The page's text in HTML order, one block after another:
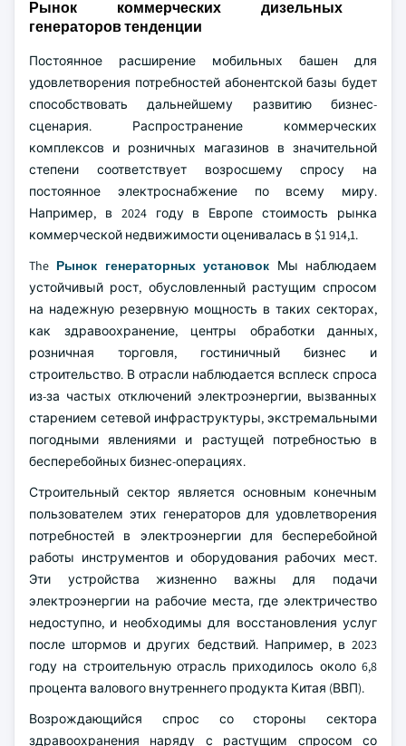
Рынок коммерческих дизельных
генераторов тенденции
Постоянное расширение мобильных башен для
удовлетворения потребностей абонентской базы будет
способствовать дальнейшему развитию бизнес-
сценария. Распространение коммерческих
комплексов и розничных магазинов в значительной
степени соответствует возросшему спросу на
постоянное электроснабжение по всему миру.
Например, в 2024 году в Европе стоимость рынка
коммерческой недвижимости оценивалась в $1 914,1.
The Рынок генераторных установок Мы наблюдаем
устойчивый рост, обусловленный растущим спросом
на надежную резервную мощность в таких секторах,
как здравоохранение, центры обработки данных,
розничная торговля, гостиничный бизнес и
строительство. В отрасли наблюдается всплеск спроса
из-за частых отключений электроэнергии, вызванных
старением сетевой инфраструктуры, экстремальными
погодными явлениями и растущей потребностью в
бесперебойных бизнес-операциях.
Строительный сектор является основным конечным
пользователем этих генераторов для удовлетворения
потребностей в электроэнергии для бесперебойной
работы инструментов и оборудования рабочих мест.
Эти устройства жизненно важны для подачи
электроэнергии на рабочие места, где электричество
недоступно, и необходимы для восстановления услуг
после штормов и других бедствий. Например, в 2023
году на строительную отрасль приходилось около 6,8
процента валового внутреннего продукта Китая (ВВП).
Возрождающийся спрос со стороны сектора
здравоохранения наряду с растущим спросом со